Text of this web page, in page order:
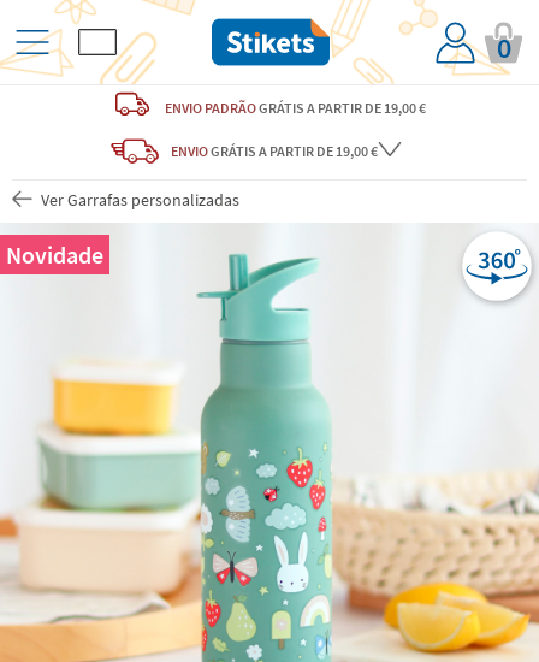
0
ENVIO PADRÃOGRÁTIS A PARTIR DE 19,00 €
ENVIOGRÁTIS A PARTIR DE 19,00 €
Ver Garrafas personalizadas
Novidade